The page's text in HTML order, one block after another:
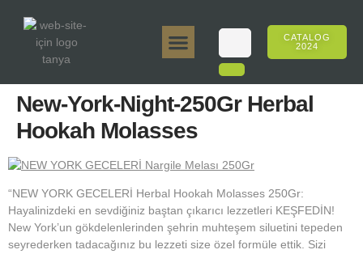
CATALOG
2024
New-York-Night-250Gr Herbal
Hookah Molasses
“NEW YORK GECELERİ Herbal Hookah Molasses 250Gr:
Hayalinizdeki en sevdiğiniz baştan çıkarıcı lezzetleri KEŞFEDİN!
New York’un gökdelenlerinden şehrin muhteşem siluetini tepeden
seyrederken tadacağınız bu lezzeti size özel formüle ettik. Sizi